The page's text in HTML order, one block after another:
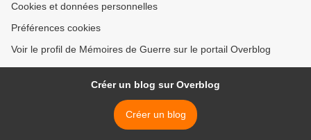
Cookies et données personnelles
Préférences cookies
Voir le profil de Mémoires de Guerre sur le portail Overblog
Créer un blog sur Overblog
Créer un blog